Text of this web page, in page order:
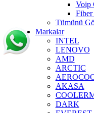
Voip
Tümünü
Markalar
INTEL
LENOVO
AMD
ARCTIC
AKASA
DARK